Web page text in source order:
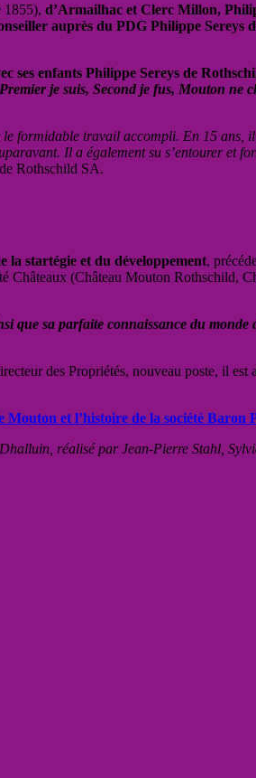
1855), d’Armailhac et Clerc Millon,
auprès du PDG Philippe Sereys
enfants Philippe Sereys de
je suis, Second je fus, Mouton ne
formidable travail accompli. En 15 ans,
Il a également su s’entourer et
Rothschild SA.
la startégie et du développement,
(Château Mouton Rothschild,
que sa parfaite connaissance du monde
des Propriétés, nouveau poste, il
et l’histoire de la société Baron
réalisé par Jean-Pierre Stahl,